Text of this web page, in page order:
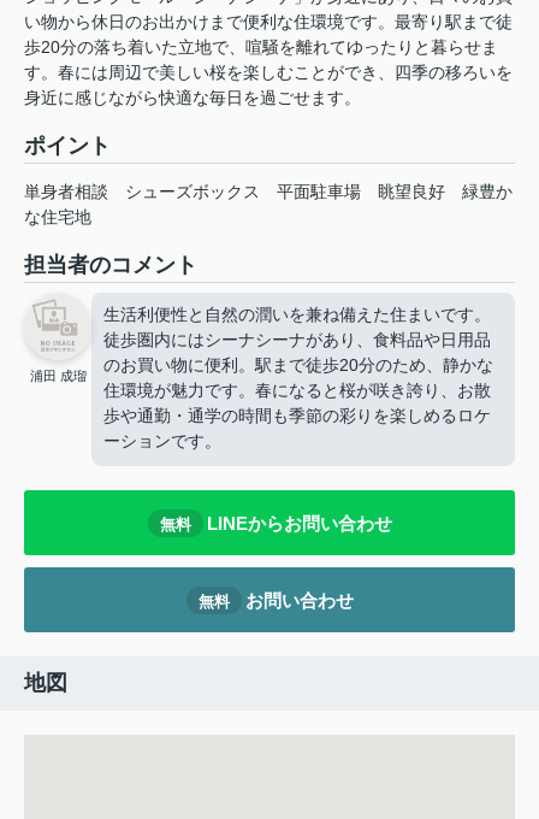
い物から休日のお出かけまで便利な住環境です。最寄り駅まで徒
歩20分の落ち着いた立地で、喧騒を離れてゆったりと暮らせま
す。春には周辺で美しい桜を楽しむことができ、四季の移ろいを
身近に感じながら快適な毎日を過ごせます。
ポイント
単身者相談 シューズボックス 平面駐車場 眺望良好
緑豊か
な住宅地
担当者のコメント
浦田 成瑠
生活利便性と自然の潤いを兼ね備えた住まいです。
徒歩圏内にはシーナシーナがあり、食料品や日用品
のお買い物に便利。駅まで徒歩20分のため、静かな
住環境が魅力です。春になると桜が咲き誇り、お散
歩や通勤・通学の時間も季節の彩りを楽しめるロケ
ーションです。
無料 LINEからお問い合わせ
無料 お問い合わせ
地図